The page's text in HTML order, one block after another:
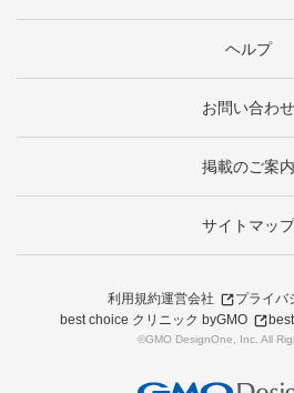
ヘルプ
お問い合わせ
掲載のご案内
サイトマップ
利用規約運営会社
プライバ
best choice クリニック byGMO
©GMO DesignOne, Inc. All